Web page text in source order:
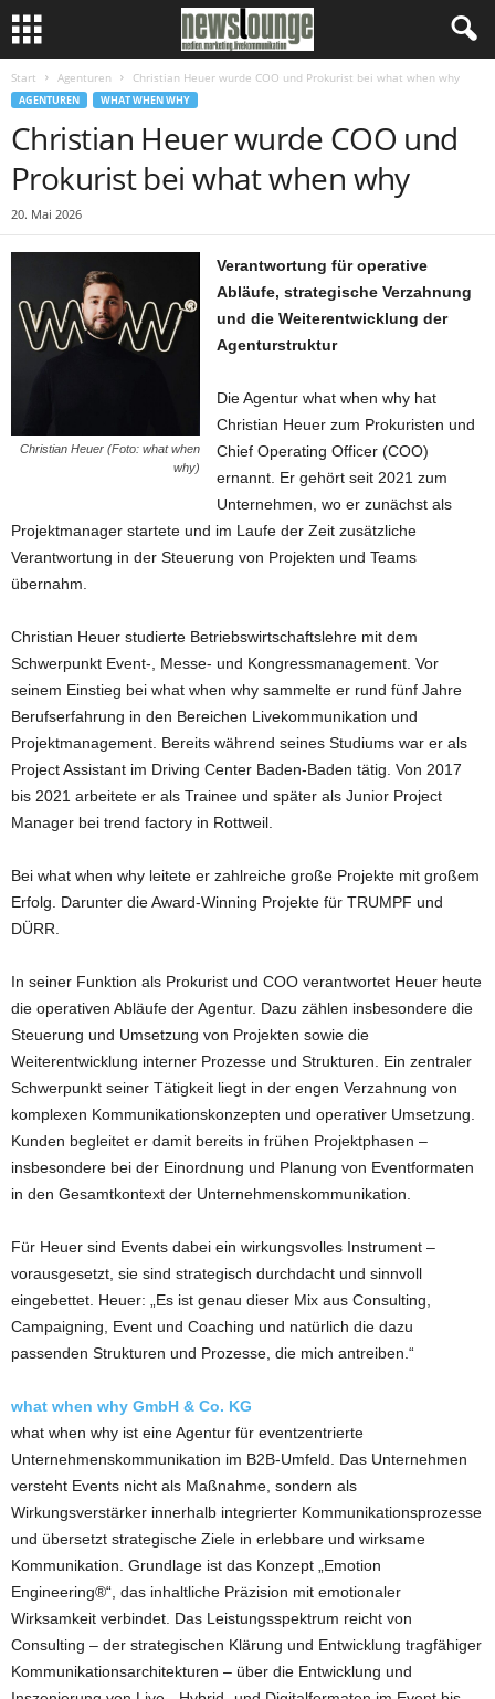
Start Agenturen Christian Heuer wurde COO und Prokurist bei what when why
AGENTUREN WHAT WHEN WHY
Christian Heuer wurde COO und
Prokurist bei what when why
20. Mai 2026
Christian Heuer (Foto: what when
why)
Verantwortung für operative
Abläufe, strategische Verzahnung
und die Weiterentwicklung der
Agenturstruktur
Die Agentur what when why hat
Christian Heuer zum Prokuristen und
Chief Operating Officer (COO)
ernannt. Er gehört seit 2021 zum
Unternehmen, wo er zunächst als
Projektmanager startete und im Laufe der Zeit zusätzliche
Verantwortung in der Steuerung von Projekten und Teams
übernahm.
Christian Heuer studierte Betriebswirtschaftslehre mit dem
Schwerpunkt Event-, Messe- und Kongressmanagement. Vor
seinem Einstieg bei what when why sammelte er rund fünf Jahre
Berufserfahrung in den Bereichen Livekommunikation und
Projektmanagement. Bereits während seines Studiums war er als
Project Assistant im Driving Center Baden-Baden tätig. Von 2017
bis 2021 arbeitete er als Trainee und später als Junior Project
Manager bei trend factory in Rottweil.
Bei what when why leitete er zahlreiche große Projekte mit großem
Erfolg. Darunter die Award-Winning Projekte für TRUMPF und
DÜRR.
In seiner Funktion als Prokurist und COO verantwortet Heuer heute
die operativen Abläufe der Agentur. Dazu zählen insbesondere die
Steuerung und Umsetzung von Projekten sowie die
Weiterentwicklung interner Prozesse und Strukturen. Ein zentraler
Schwerpunkt seiner Tätigkeit liegt in der engen Verzahnung von
komplexen Kommunikationskonzepten und operativer Umsetzung.
Kunden begleitet er damit bereits in frühen Projektphasen –
insbesondere bei der Einordnung und Planung von Eventformaten
in den Gesamtkontext der Unternehmenskommunikation.
Für Heuer sind Events dabei ein wirkungsvolles Instrument –
vorausgesetzt, sie sind strategisch durchdacht und sinnvoll
eingebettet. Heuer: „Es ist genau dieser Mix aus Consulting,
Campaigning, Event und Coaching und natürlich die dazu
passenden Strukturen und Prozesse, die mich antreiben.“
what when why GmbH & Co. KG
what when why ist eine Agentur für eventzentrierte
Unternehmenskommunikation im B2B-Umfeld. Das Unternehmen
versteht Events nicht als Maßnahme, sondern als
Wirkungsverstärker innerhalb integrierter Kommunikationsprozesse
und übersetzt strategische Ziele in erlebbare und wirksame
Kommunikation. Grundlage ist das Konzept „Emotion
Engineering®“, das inhaltliche Präzision mit emotionaler
Wirksamkeit verbindet. Das Leistungsspektrum reicht von
Consulting – der strategischen Klärung und Entwicklung tragfähiger
Kommunikationsarchitekturen – über die Entwicklung und